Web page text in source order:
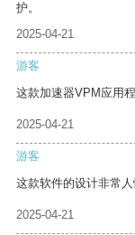
护。
2025-04-21
游客
这款加速器VPM应用
2025-04-21
游客
这款软件的设计非常人
2025-04-21